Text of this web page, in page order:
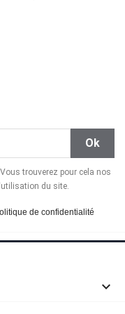
trouverez pour cela nos
du site.
de confidentialité
